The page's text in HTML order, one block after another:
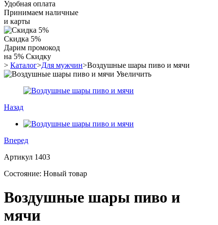
Удобная оплата
Принимаем наличные
и карты
Скидка 5%
Дарим промокод
на 5% Скидку
> Каталог>Для мужчин>Воздушные шары пиво и мячи
Увеличить
Назад
Вперед
Артикул 1403
Состояние: Новый товар
Воздушные шары пиво и
мячи